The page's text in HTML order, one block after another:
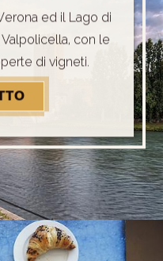
ed il Lago di
con le
di vigneti.
SCOPRI I DINTORNI!